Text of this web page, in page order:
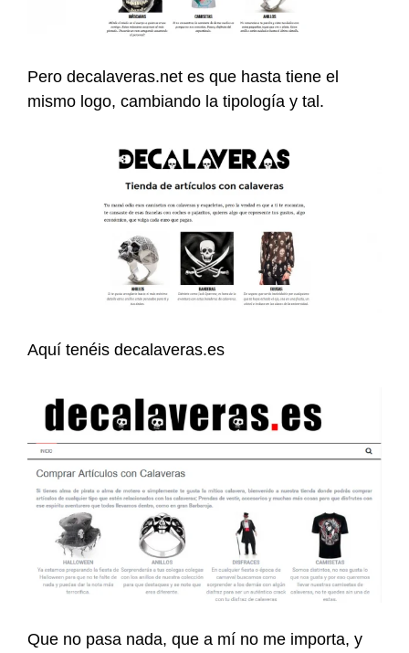
Pero decalaveras.net es que hasta tiene el
mismo logo, cambiando la tipología y tal.
Aquí tenéis decalaveras.es
Que no pasa nada, que a mí no me importa, y